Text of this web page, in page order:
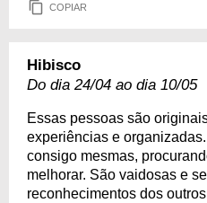
COPIAR
Hibisco
Do dia 24/04 ao dia 10/05
Essas pessoas são
experiências e
consigo mesmas,
melhorar. São vaidosas e
reconhecimentos dos